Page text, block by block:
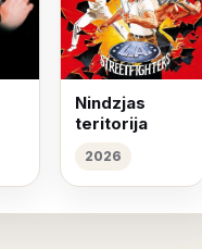
Nindzjas
teritorija
2026